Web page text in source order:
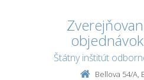
Štátny inštitút
Bellova 54/A,